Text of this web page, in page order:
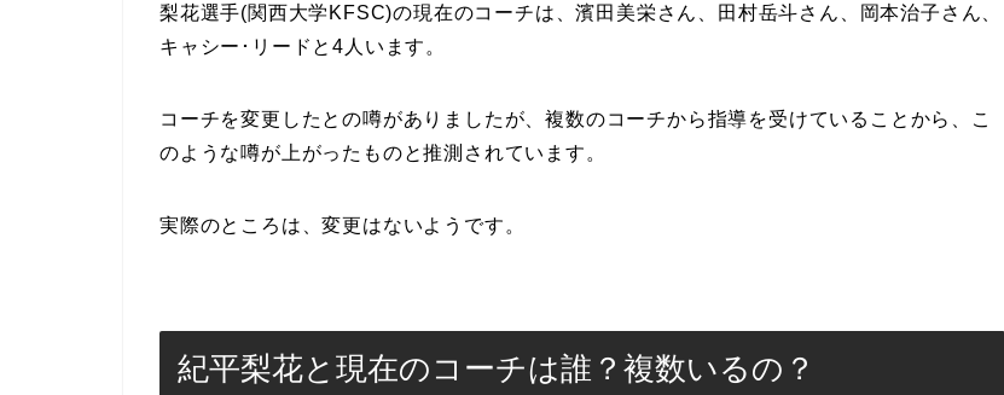
梨花選手(関西大学KFSC)の現在のコーチは、濱田美栄さん、田村岳斗さん、岡本治子さん、
キャシー･リードと4人います。
コーチを変更したとの噂がありましたが、複数のコーチから指導を受けていることから、こ
のような噂が上がったものと推測されています。
実際のところは、変更はないようです。
紀平梨花と現在のコーチは誰？複数いるの？